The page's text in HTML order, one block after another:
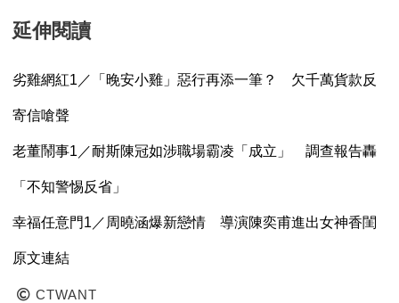
延伸閱讀
劣雞網紅1／「晚安小雞」惡行再添一筆？ 欠千萬貨款反
寄信嗆聲
老董鬧事1／耐斯陳冠如涉職場霸凌「成立」 調查報告轟
「不知警惕反省」
幸福任意門1／周曉涵爆新戀情 導演陳奕甫進出女神香閨
原文連結
CTWANT